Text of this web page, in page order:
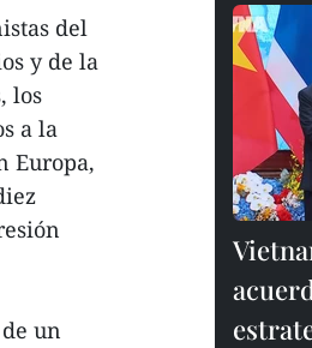
del
y de la
los
a la
Europa,
un